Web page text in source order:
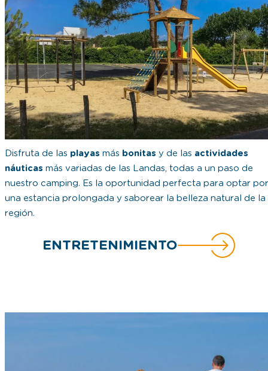
Disfruta de las playas más bonitas y de las actividades
náuticas más variadas de las Landas, todas a un paso de
nuestro camping. Es la oportunidad perfecta para optar por
una estancia prolongada y saborear la belleza natural de la
región.
ENTRETENIMIENTO